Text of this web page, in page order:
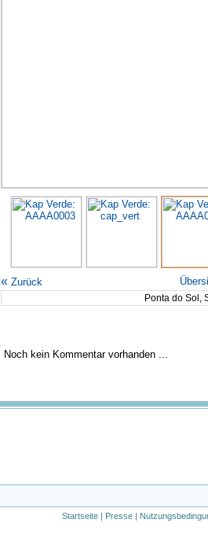
« Zurück
Ponta do Sol,
Noch kein Kommentar vorhanden ...
Startseite | Presse |